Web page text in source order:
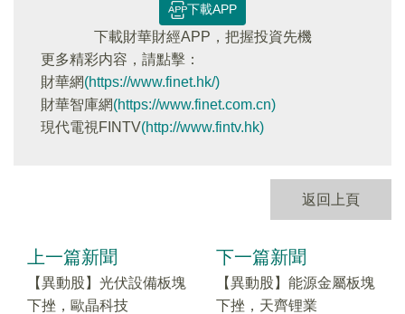
下載APP
下載財華財經APP，把握投資先機
更多精彩内容，請點擊：
財華網(https://www.finet.hk/)
財華智庫網(https://www.finet.com.cn)
現代電視FINTV(http://www.fintv.hk)
返回上頁
上一篇新聞
【異動股】光伏設備板塊
下挫，歐晶科技
下一篇新聞
【異動股】能源金屬板塊
下挫，天齊锂業